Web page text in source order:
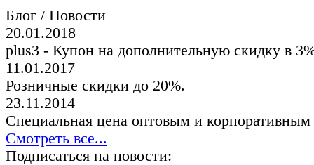
Блог / Новости
20.01.2018
plus3 - Купон на дополнительную скидку в
11.01.2017
Розничные скидки до 20%.
23.11.2014
Специальная цена оптовым и
Смотреть все...
Подписаться на новости: